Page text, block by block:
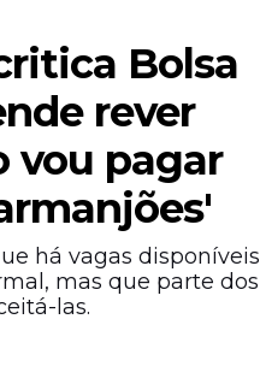
Bolsa
rever
vou pagar
há vagas disponíveis
mas que parte dos
las.